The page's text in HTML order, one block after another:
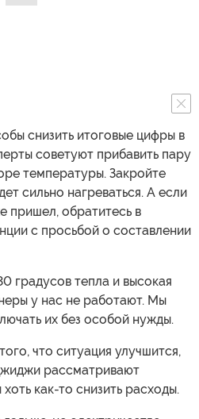
снизить итоговые цифры в
советуют прибавить пару
температуры. Закройте
сильно нагреваться. А если
пришел, обратитесь в
с просьбой о составлении
градусов тепла и высокая
у нас не работают. Мы
их без особой нужды.
что ситуация улучшится,
рассматривают
как-то снизить расходы.